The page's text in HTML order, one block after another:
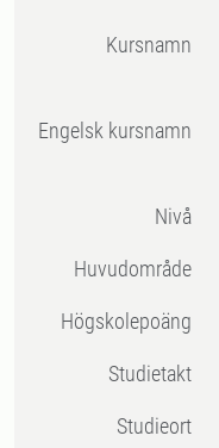
Kursnamn
Engelsk kursnamn
Nivå
Huvudområde
högskolepoäng
Studietakt
Studieort